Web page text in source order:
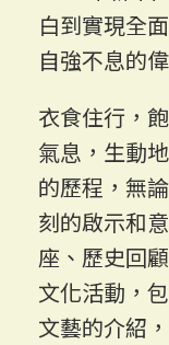
白到實現全
自強不息的
衣食住行，
氣息，生動
的歷程，無
刻的啟示和
座、歷史回
文化活動，
文藝的介紹